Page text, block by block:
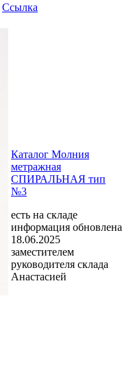
Ссылка
Каталог Молния
метражная
СПИРАЛЬНАЯ тип
№3
есть на складе
информация обновлена
18.06.2025
заместителем
руководителя склада
Анастасией